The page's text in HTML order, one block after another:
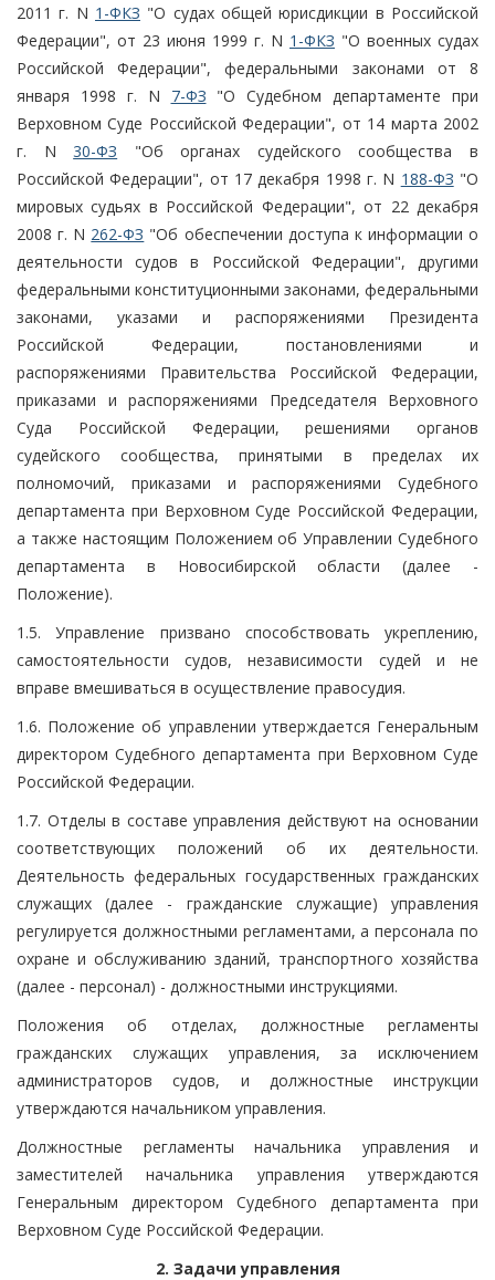
2011 г. N 1-ФКЗ "О судах общей юрисдикции в Российской
Федерации", от 23 июня 1999 г. N 1-ФКЗ "О военных судах
Российской Федерации", федеральными законами от 8
января 1998 г. N 7-ФЗ "О Судебном департаменте при
Верховном Суде Российской Федерации", от 14 марта 2002
г. N30-ФЗ "Об органах судейского сообщества в
Российской Федерации", от 17 декабря 1998 г. N 188-ФЗ "О
мировых судьях в Российской Федерации", от 22 декабря
2008 г. N 262-ФЗ "Об обеспечении доступа к информации о
деятельности судов в Российской Федерации", другими
федеральными конституционными законами, федеральными
законами, указами и распоряжениями Президента
Российской Федерации, постановлениями и
распоряжениями Правительства Российской Федерации,
приказами и распоряжениями Председателя Верховного
Суда Российской Федерации, решениями органов
судейского сообщества, принятыми в пределах их
полномочий, приказами и распоряжениями Судебного
департамента при Верховном Суде Российской Федерации,
а также настоящим Положением об Управлении Судебного
департамента в Новосибирской области (далее -
Положение).
1.5. Управление призвано способствовать укреплению,
самостоятельности судов, независимости судей и не
вправе вмешиваться в осуществление правосудия.
1.6. Положение об управлении утверждается Генеральным
директором Судебного департамента при Верховном Суде
Российской Федерации.
1.7. Отделы в составе управления действуют на основании
соответствующих положений об их деятельности.
Деятельность федеральных государственных гражданских
служащих (далее - гражданские служащие) управления
регулируется должностными регламентами, а персонала по
охране и обслуживанию зданий, транспортного хозяйства
(далее - персонал) - должностными инструкциями.
Положения об отделах, должностные регламенты
гражданских служащих управления, за исключением
администраторов судов, и должностные инструкции
утверждаются начальником управления.
Должностные регламенты начальника управления и
заместителей начальника управления утверждаются
Генеральным директором Судебного департамента при
Верховном Суде Российской Федерации.
2. Задачи управления